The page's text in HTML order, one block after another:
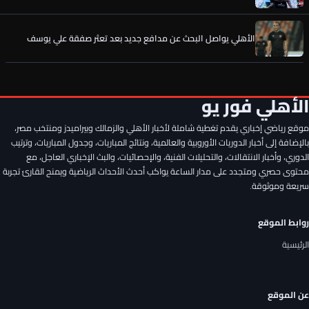
الخطيب يحسم الصفقة الخامسة لـ الأهلي.. كواليس جديدة
سر وعد الأهلي لـ مصطفى شوبير قبل تمديد العقد ورقم خيالي..
تفاصيل جديدة
أول تدخل من الخطيب لحسم صفقة الأهلي المصري الجديدة
الأهلي فور يو
موقع رياضي إخباري يقدم تغطية شاملة لأخبار الأهلي والزمالك وبيراميدز ومنتخب مصر،
بالإضافة إلى أخبار الدوريات الأوروبية والعالمية، ونتائج المباريات، وجدول المباريات، وترتيب
الدوري، وأخبار الانتقالات، والتحليلات الفنية، والإحصائيات، والبث الإخباري العاجل، مع
محتوى حصري ومتجدد على مدار الساعة يواكب أحدث الأحداث الرياضية ويمنح القارئ تجربة
سريعة وموثوقة.
روابط الموقع
الرئيسية
عن الموقع